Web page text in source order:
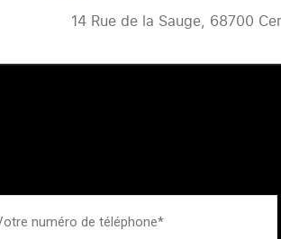
14 Rue de la Sauge, 68700